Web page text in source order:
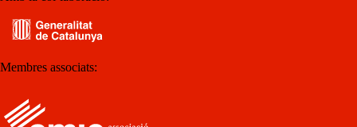
Membres associats: